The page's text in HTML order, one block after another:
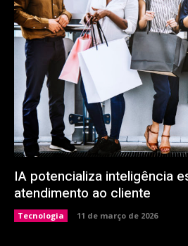
IA potencializa inteligência
atendimento ao cliente
Tecnologia 11 de março de 2026